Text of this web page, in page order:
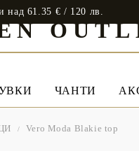
над 61.35 € / 120 лв.
ЧАНТИ
Vero Moda Blakie top